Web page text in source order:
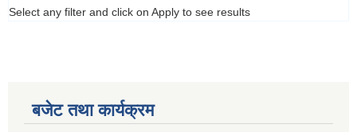
Select any filter and click on Apply to see results
बजेट तथा कार्यक्रम